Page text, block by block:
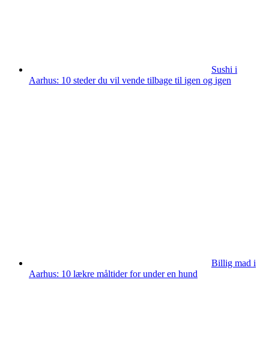
Sushi i
Aarhus: 10 steder du vil vende tilbage til igen og igen
Billig mad i
Aarhus: 10 lækre måltider for under en hund